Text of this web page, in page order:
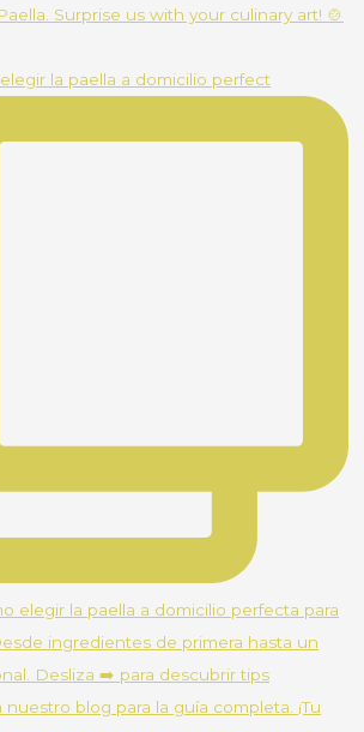
la paella a domicilio perfect